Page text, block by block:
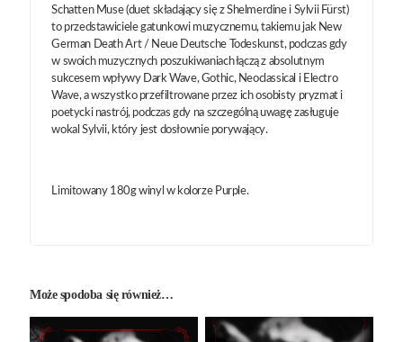
Schatten Muse (duet składający się z Shelmerdine i Sylvii Fürst)
to przedstawiciele gatunkowi muzycznemu, takiemu jak New
German Death Art / Neue Deutsche Todeskunst, podczas gdy
w swoich muzycznych poszukiwaniach łączą z absolutnym
sukcesem wpływy Dark Wave, Gothic, Neoclassical i Electro
Wave, a wszystko przefiltrowane przez ich osobisty pryzmat i
poetycki nastrój, podczas gdy na szczególną uwagę zasługuje
wokal Sylvii, który jest dosłownie porywający.
Limitowany 180g winyl w kolorze Purple.
Może spodoba się również…